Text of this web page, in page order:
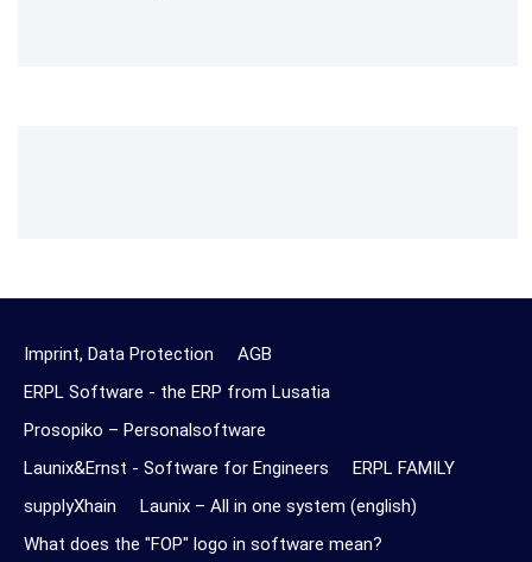
Imprint, Data Protection
AGB
ERPL Software - the ERP from Lusatia
Prosopiko – Personalsoftware
Launix&Ernst - Software for Engineers
ERPL FAMILY
supplyXhain
Launix – All in one system (english)
What does the "FOP" logo in software mean?